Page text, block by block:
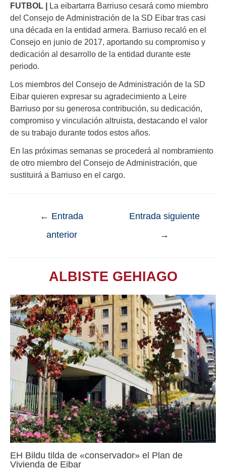
FUTBOL | La eibartarra Barriuso cesará como miembro
del Consejo de Administración de la SD Eibar tras casi
una década en la entidad armera. Barriuso recaló en el
Consejo en junio de 2017, aportando su compromiso y
dedicación al desarrollo de la entidad durante este
periodo.
Los miembros del Consejo de Administración de la SD
Eibar quieren expresar su agradecimiento a Leire
Barriuso por su generosa contribución, su dedicación,
compromiso y vinculación altruista, destacando el valor
de su trabajo durante todos estos años.
En las próximas semanas se procederá al nombramiento
de otro miembro del Consejo de Administración, que
sustituirá a Barriuso en el cargo.
← Entrada
anterior
Entrada siguiente
→
ALBISTE GEHIAGO
EH Bildu tilda de «conservador» el Plan de
Vivienda de Eibar